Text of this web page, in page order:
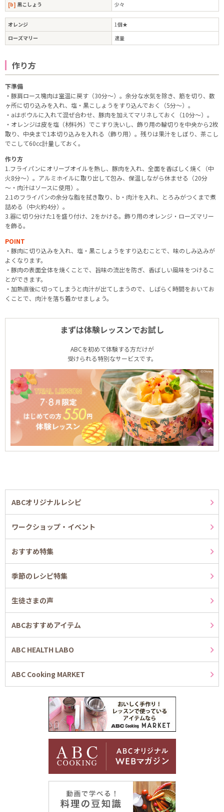
[b] 黒こしょう 少々
オレンジ
1個★
ローズマリー
適量
作り方
下準備
・豚肩ロース塊肉は室温に戻す（30分～）。余分な水気を除き、筋を切り、数
ヶ所に切り込みを入れ、塩・黒こしょうをすり込んでおく（5分～）。
・aはボウルに入れて混ぜ合わせ、豚肉を加えてマリネしておく（10分～）。
・オレンジは皮を塩（材料外）でこすり洗いし、飾り用の輪切りを中央から2枚
取り、中央まで1本切り込みを入れる（飾り用）。残りは果汁をしぼり、茶こし
でこして60cc計量しておく。
作り方
1.フライパンにオリーブオイルを熱し、豚肉を入れ、全面を香ばしく焼く（中
火8分～）。アルミホイルに取り出して包み、保温しながら休ませる（20分
～・肉汁はソースに使用）。
2.1のフライパンの余分な脂を拭き取り、b・肉汁を入れ、とろみがつくまで煮
詰める（中火約4分）。
3.器に切り分けた1を盛り付け、2をかける。飾り用のオレンジ・ローズマリー
を飾る。
POINT
・豚肉に切り込みを入れ、塩・黒こしょうをすり込むことで、味のしみ込みが
よくなります。
・豚肉の表面全体を焼くことで、旨味の流出を防ぎ、香ばしい風味をつけるこ
とができます。
・加熱直後に切ってしまうと肉汁が出てしまうので、しばらく時間をおいてお
くことで、肉汁を落ち着かせましょう。
まずは体験レッスンでお試し
ABCを初めて体験する方だけが
受けられる特別なサービスです。
ABCオリジナルレシピ
ワークショップ・イベント
おすすめ特集
季節のレシピ特集
生徒さまの声
ABCおすすめアイテム
ABC HEALTH LABO
ABC Cooking MARKET